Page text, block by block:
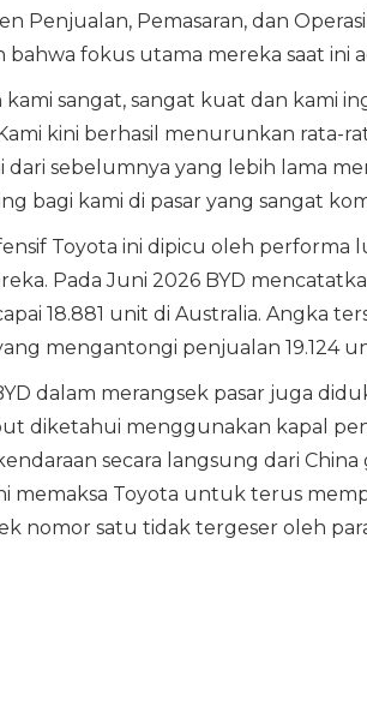
Penjualan, Pemasaran, dan
bahwa fokus utama mereka saat ini
kami sangat, sangat kuat dan kami
kini berhasil menurunkan rata-
dari sebelumnya yang lebih lama
bagi kami di pasar yang sangat
Toyota ini dipicu oleh performa
Pada Juni 2026 BYD
18.881 unit di Australia. Angka
mengantongi penjualan 19.124
dalam merangsek pasar juga
diketahui menggunakan kapal
secara langsung dari
memaksa Toyota untuk terus
nomor satu tidak tergeser oleh